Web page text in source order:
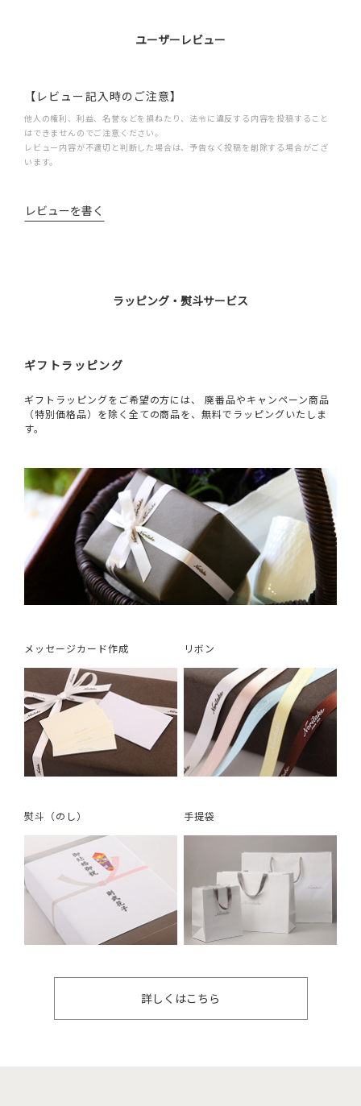
ユーザーレビュー
【レビュー記入時のご注意】
他人の権利、利益、名誉などを損ねたり、法令に違反する内容を投稿すること
はできませんのでご注意ください。
レビュー内容が不適切と判断した場合は、予告なく投稿を削除する場合がござ
います。
レビューを書く
ラッピング・熨斗サービス
ギフトラッピング
ギフトラッピングをご希望の方には、 廃番品やキャンペーン商品
（特別価格品）を除く全ての商品を、無料でラッピングいたしま
す。
メッセージカード作成 リボン
熨斗（のし） 手提袋
詳しくはこちら